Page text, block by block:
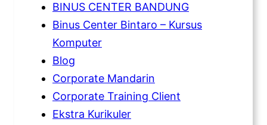
BINUS CENTER BANDUNG
Binus Center Bintaro – Kursus
Komputer
Blog
Corporate Mandarin
Corporate Training Client
Ekstra Kurikuler